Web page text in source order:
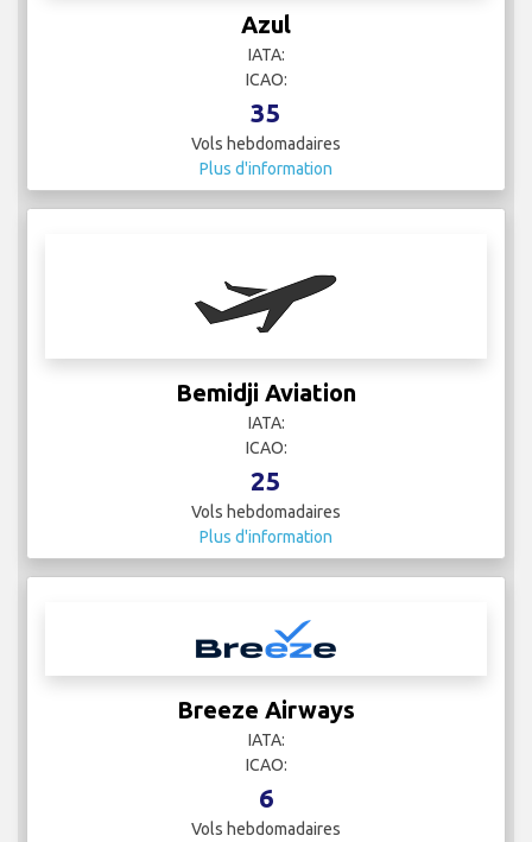
Azul
IATA:
ICAO:
35
Vols hebdomadaires
Plus d'information
Bemidji Aviation
IATA:
ICAO:
25
Vols hebdomadaires
Plus d'information
Breeze Airways
IATA:
ICAO:
6
Vols hebdomadaires